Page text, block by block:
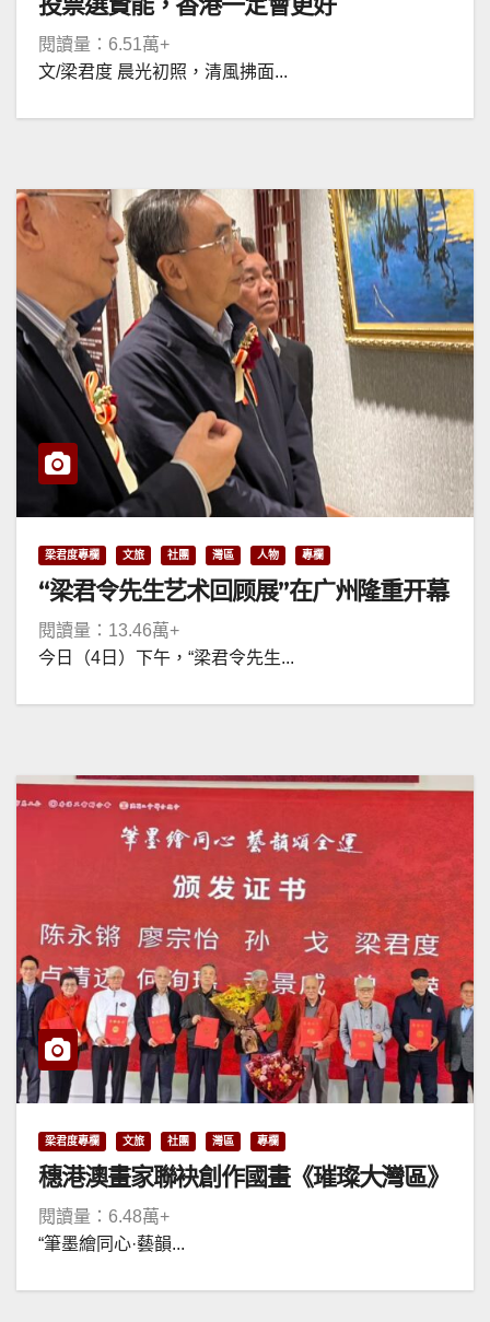
閱讀量：6.51萬+
文/梁君度 晨光初照，清風拂面...
梁君度專欄 文旅 社團 灣區 人物 專欄
“梁君令先生艺术回顾展”在广州隆重开幕
閱讀量：13.46萬+
今日（4日）下午，“梁君令先生...
梁君度專欄 文旅 社團 灣區 專欄
穗港澳畫家聯袂創作國畫《璀璨大灣區》
閱讀量：6.48萬+
“筆墨繪同心·藝韻...